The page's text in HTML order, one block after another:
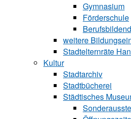
Gymnasium
Förderschule
weitere
Stadtelternräte
Kultur
Stadtarchiv
Stadtbücherei
Städtisches